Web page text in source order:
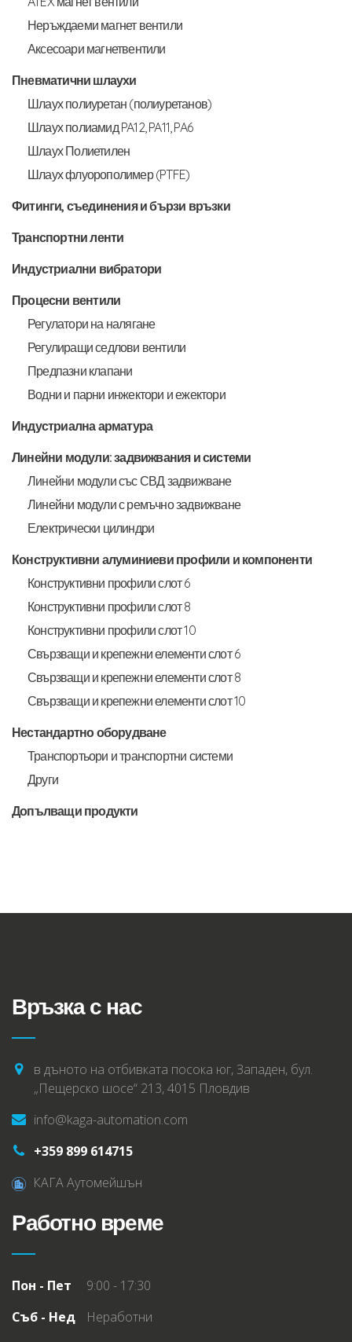
Неръждаеми магнет вентили
Аксесоари магнетвентили
Пневматични шлаухи
Шлаух полиуретан (полиуретанов)
Шлаух полиамид PA12, PA11, PA6
Шлаух Полиетилен
Шлаух флуорополимер (PTFE)
Фитинги, съединения и бързи връзки
Транспортни ленти
Индустриални вибратори
Процесни вентили
Регулатори на налягане
Регулиращи седлови вентили
Предпазни клапани
Водни и парни инжектори и ежектори
Индустриална арматура
Линейни модули: задвижвания и системи
Линейни модули със СВД задвижване
Линейни модули с ремъчно задвижване
Електрически цилиндри
Конструктивни алуминиеви профили и компоненти
Конструктивни профили слот 6
Конструктивни профили слот 8
Конструктивни профили слот 10
Свързващи и крепежни елементи слот 6
Свързващи и крепежни елементи слот 8
Свързващи и крепежни елементи слот 10
Нестандартно оборудване
Транспортьори и транспортни системи
Други
Допълващи продукти
Връзка с нас
в дъното на отбивката посока юг, Западен, бул.
„Пещерско шосе“ 213, 4015 Пловдив
info@kaga-automation.com
+359 899 614715
КАГА Аутомейшън
Работно време
Пон - Пет
9:00 - 17:30
Съб - Нед
Неработни